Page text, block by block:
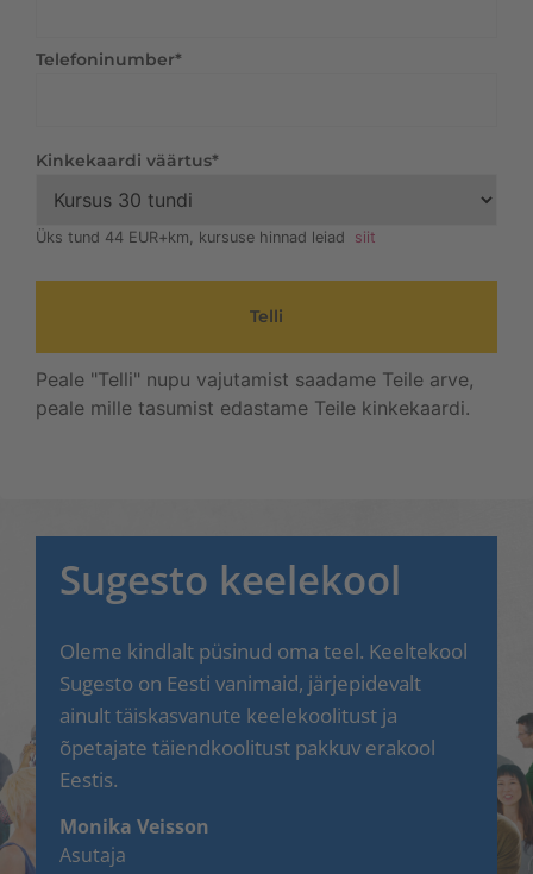
Telefoninumber*
Kinkekaardi väärtus*
Üks tund 44 EUR+km, kursuse hinnad leiad siit
Telli
Peale "Telli" nupu vajutamist saadame Teile arve,
peale mille tasumist edastame Teile kinkekaardi.
Sugesto keelekool
Oleme kindlalt püsinud oma teel. Keeltekool
Sugesto on Eesti vanimaid, järjepidevalt
ainult täiskasvanute keelekoolitust ja
õpetajate täiendkoolitust pakkuv erakool
Eestis.
Monika Veisson
Asutaja